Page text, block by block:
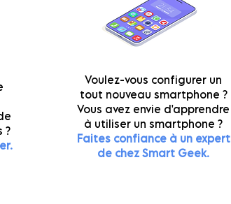
?
Voulez-vous configurer un
tout nouveau smartphone ?
Vous avez envie d'apprendre
à utiliser un smartphone ?
Faites confiance à un expert
de chez Smart Geek.